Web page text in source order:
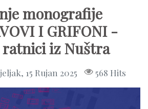
monografije
I GRIFONI -
ratnici iz Nuštra
15 Rujan 2025 568 Hits